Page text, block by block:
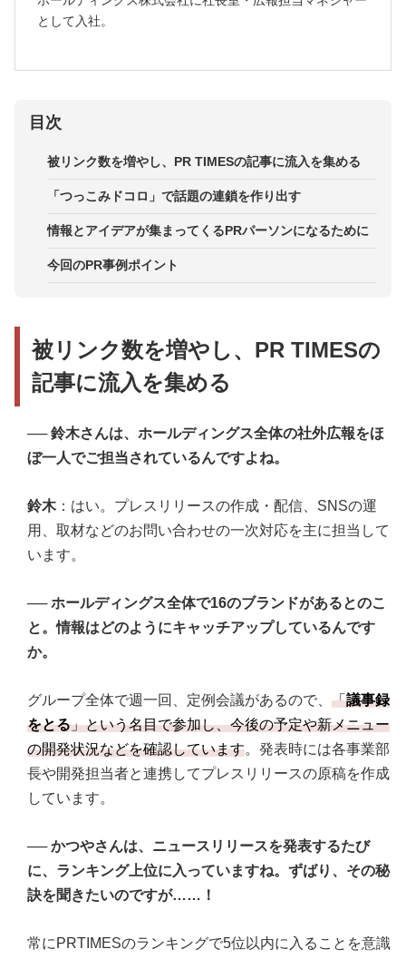
として入社。
目次
被リンク数を増やし、PR TIMESの記事に流入を集める
「つっこみドコロ」で話題の連鎖を作り出す
情報とアイデアが集まってくるPRパーソンになるために
今回のPR事例ポイント
被リンク数を増やし、PR TIMESの
記事に流入を集める
── 鈴木さんは、ホールディングス全体の社外広報をほ
ぼ一人でご担当されているんですよね。
鈴木：はい。プレスリリースの作成・配信、SNSの運
用、取材などのお問い合わせの一次対応を主に担当して
います。
── ホールディングス全体で16のブランドがあるとのこ
と。情報はどのようにキャッチアップしているんです
か。
グループ全体で週一回、定例会議があるので、 「議事録
をとる」という名目で参加し、今後の予定や新メニュー
の開発状況などを確認しています。発表時には各事業部
長や開発担当者と連携してプレスリリースの原稿を作成
しています。
── かつやさんは、ニュースリリースを発表するたび
に、ランキング上位に入っていますね。ずばり、その秘
訣を聞きたいのですが……！
常にPRTIMESのランキングで5位以内に入ることを意識